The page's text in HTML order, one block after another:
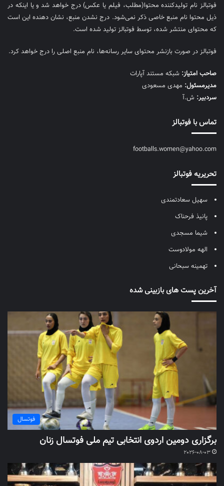
فوتبالز نام تولیدکننده محتوا(مطلب، فیلم یا عکس) درج خواهد شد و یا اینکه در
ذیل محتوا نام منبع خاصی ذکر نمی‌‎شود. درج نشدن منبع، نشان دهنده این است
که محتوای منتشر شده، توسط فوتبالز تولید شده است.
فوتبالز در صورت بازنشر محتوای سایر رسانه‌ها، نام منبع اصلی را درج خواهد کرد.
صاحب امتیاز: شبکه مستند آپارات
مديرمسئول: مهدی مسعودی
سردبیر: ش.آ
تماس با فوتبالز
footballs.women@yahoo.com
تحریریه فوتبالز
سهیل سعادتمندی
پانیذ فرحناک
شیما مسجدی
الهه مولادوست
تهمینه سبحانی
آخرین پست های بازبینی شده
فوتسال
برگزاری دومین اردوی انتخابی تیم ملی فوتسال زنان
2026-08-03